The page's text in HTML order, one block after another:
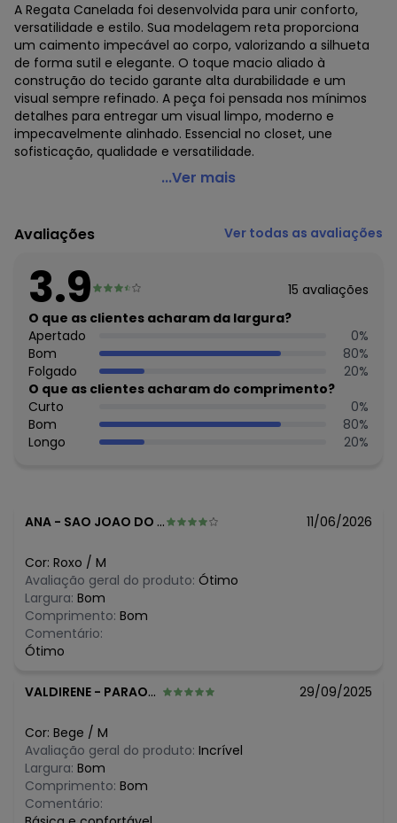
A Regata Canelada foi desenvolvida para unir conforto,
versatilidade e estilo. Sua modelagem reta proporciona
um caimento impecável ao corpo, valorizando a silhueta
de forma sutil e elegante. O toque macio aliado à
construção do tecido garante alta durabilidade e um
visual sempre refinado. A peça foi pensada nos mínimos
detalhes para entregar um visual limpo, moderno e
impecavelmente alinhado. Essencial no closet, une
sofisticação, qualidade e versatilidade.
Gris - Regata Canelada Amarelo Claro
Modelo da Manga: Regata
Decote Frente : U
Fornecedor: CATIVA TEXTIL IND. E COM. LTDA / CNPJ
80.959.513/0001-63
Feito: Brasil
Cuidados para conservação do produto: Lavar á Mão, Não
Alvejar, Não Secar em Tambor, Secar no Varal á Sombra,
Não Passar, Não Limpar á Seco
Tecido: Canelado
Composição: 50% ALGODAO, 7% LINHO, 7% ELASTANO, 36%
VISCOSE
Histórico de preços
agosto/2026
N/D*
junho/2026
maio/2026
abril/2026
março/2026
fevereiro/2026
...Ver mais
Avaliações Ver todas as avaliações
3.9 15 avaliações
O que as clientes acharam da largura?
Apertado
0%
Bom
80%
Folgado
20%
O que as clientes acharam do comprimento?
Curto
0%
Bom
80%
Longo
20%
ANA - SAO JOAO DO PARAISO - MG 11/06/2026
Cor: Roxo / M
Avaliação geral do produto: Ótimo
Largura: Bom
Comprimento: Bom
Comentário:
Ótimo
VALDIRENE - PARAOPEBA - MG 29/09/2025
Cor: Bege / M
Avaliação geral do produto: Incrível
Largura: Bom
Comprimento: Bom
Comentário: